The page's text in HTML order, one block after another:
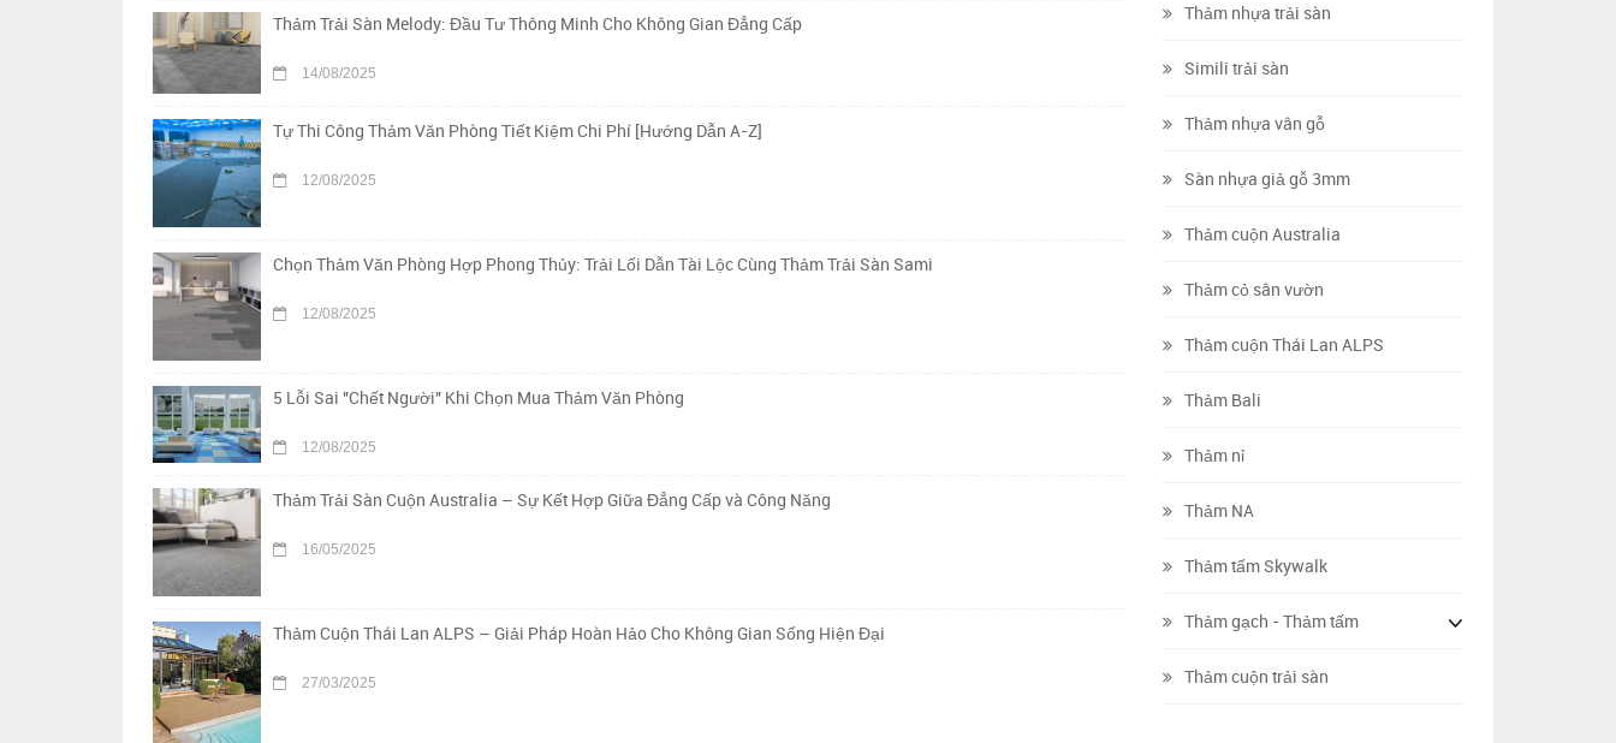
Thảm Trải Sàn Melody: Đầu Tư Thông Minh Cho Không Gian Đẳng Cấp
14/08/2025
Tự Thi Công Thảm Văn Phòng Tiết Kiệm Chi Phí [Hướng Dẫn A-Z]
12/08/2025
Chọn Thảm Văn Phòng Hợp Phong Thủy: Trải Lối Dẫn Tài Lộc Cùng Thảm Trải Sàn Sami
12/08/2025
5 Lỗi Sai "Chết Người" Khi Chọn Mua Thảm Văn Phòng
12/08/2025
Thảm Trải Sàn Cuộn Australia – Sự Kết Hợp Giữa Đẳng Cấp và Công Năng
16/05/2025
Thảm Cuộn Thái Lan ALPS – Giải Pháp Hoàn Hảo Cho Không Gian Sống Hiện Đại
27/03/2025
Thảm nhựa trải sàn
Simili trải sàn
Thảm nhựa vân gỗ
Sàn nhựa giả gỗ 3mm
Thảm cuộn Australia
Thảm cỏ sân vườn
Thảm cuộn Thái Lan ALPS
Thảm Bali
Thảm nỉ
Thảm NA
Thảm tấm Skywalk
Thảm gạch - Thảm tấm
Thảm cuộn trải sàn